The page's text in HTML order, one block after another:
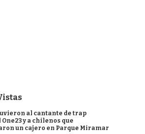
al cantante de trap
y a chilenos que
un cajero en Parque Miramar